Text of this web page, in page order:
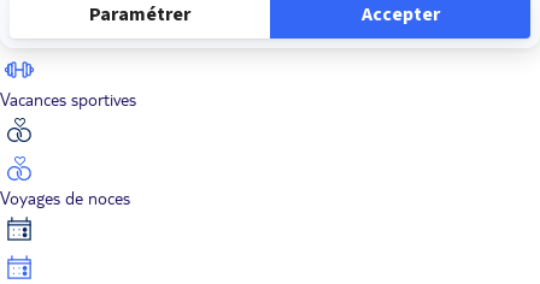
Vacances sportives
Voyages de noces